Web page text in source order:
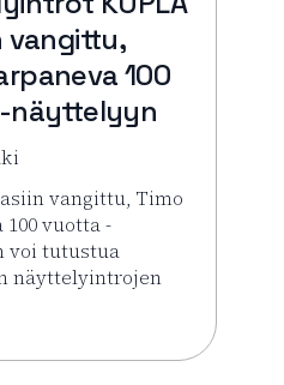
vangittu,
100
näyttelyyn
vangittu, Timo
100 vuotta -
voi tutustua
näyttelyintrojen
Näyttelyintrot